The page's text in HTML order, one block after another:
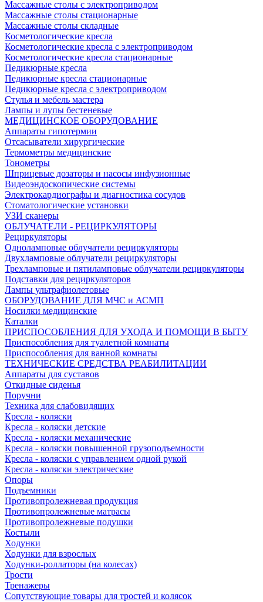
Массажные столы с электроприводом
Массажные столы стационарные
Массажные столы складные
Косметологические кресла
Косметологические кресла с электроприводом
Косметологические кресла стационарные
Педикюрные кресла
Педикюрные кресла стационарные
Педикюрные кресла с электроприводом
Стулья и мебель мастера
Лампы и лупы бестеневые
МЕДИЦИНСКОЕ ОБОРУДОВАНИЕ
Аппараты гипотермии
Отсасыватели хирургические
Термометры медицинские
Тонометры
Шприцевые дозаторы и насосы инфузионные
Видеоэндоскопические системы
Электрокардиографы и диагностика сосудов
Стоматологические установки
УЗИ сканеры
ОБЛУЧАТЕЛИ - РЕЦИРКУЛЯТОРЫ
Рециркуляторы
Одноламповые облучатели рециркуляторы
Двухламповые облучатели рециркуляторы
Трехламповые и пятиламповые облучатели рециркуляторы
Подставки для рециркуляторов
Лампы ультрафиолетовые
ОБОРУДОВАНИЕ ДЛЯ МЧС и АСМП
Носилки медицинские
Каталки
ПРИСПОСОБЛЕНИЯ ДЛЯ УХОДА И ПОМОЩИ В БЫТУ
Приспособления для туалетной комнаты
Приспособления для ванной комнаты
ТЕХНИЧЕСКИЕ СРЕДСТВА РЕАБИЛИТАЦИИ
Аппараты для суставов
Откидные сиденья
Поручни
Техника для слабовидящих
Кресла - коляски
Кресла - коляски детские
Кресла - коляски механические
Кресла - коляски повышенной грузоподъемности
Кресла - коляски с управлением одной рукой
Кресла - коляски электрические
Опоры
Подъемники
Противопролежневая продукция
Противопролежневые матрасы
Противопролежневые подушки
Костыли
Ходунки
Ходунки для взрослых
Ходунки-роллаторы (на колесах)
Трости
Тренажеры
Сопутствующие товары для тростей и колясок